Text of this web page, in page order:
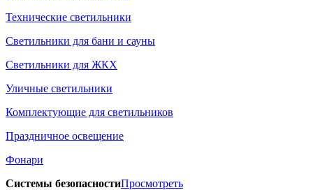
Технические светильники
Светильники для бани и сауны
Светильники для ЖКХ
Уличные светильники
Комплектующие для светильников
Праздничное освещение
Фонари
Системы безопасностиПросмотреть